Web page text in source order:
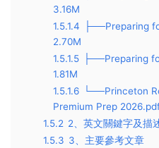
3.16M
1.5.1.4
├──Preparing
2.70M
1.5.1.5
├──Preparing
1.81M
1.5.1.6
└──Princeton
Premium Prep
1.5.2 2、英文關鍵字及描
1.5.3 3、主要參考文章